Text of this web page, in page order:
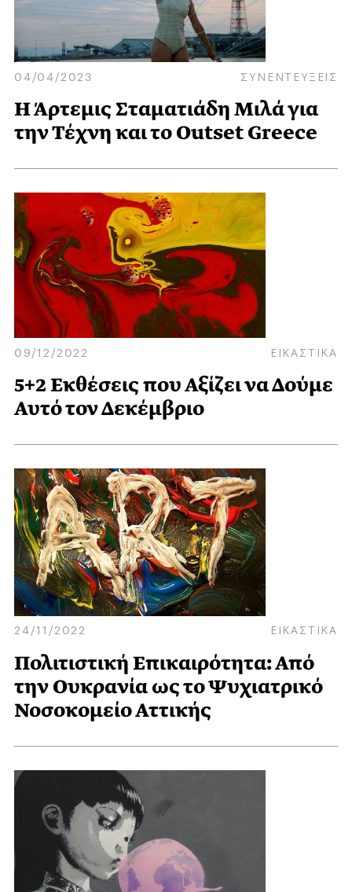
04/04/2023 ΣΥΝΕΝΤΕΥΞΕΙΣ
Η Άρτεμις Σταματιάδη Μιλά για
την Τέχνη και το Outset Greece
09/12/2022 ΕΙΚΑΣΤΙΚΑ
5+2 Εκθέσεις που Αξίζει να Δούμε
Αυτό τον Δεκέμβριο
24/11/2022 ΕΙΚΑΣΤΙΚΑ
Πολιτιστική Επικαιρότητα: Από
την Ουκρανία ως το Ψυχιατρικό
Νοσοκομείο Αττικής